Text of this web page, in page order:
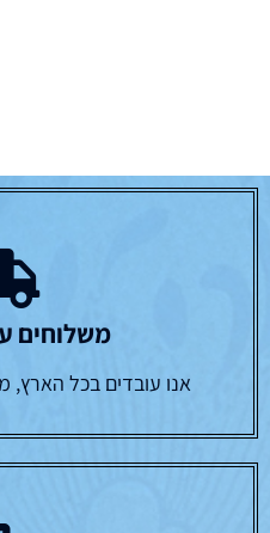
משלוחים
אנו עובדים בכל הארץ,